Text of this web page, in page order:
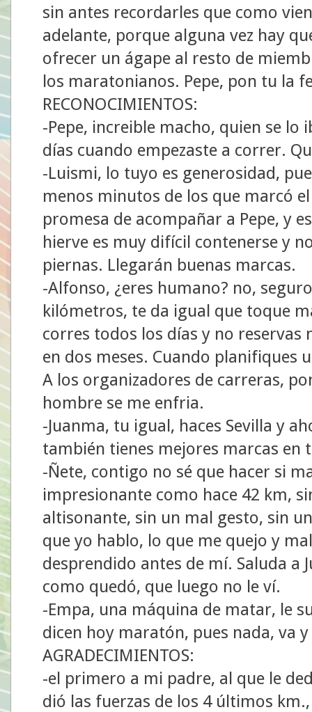
sin antes recordarles que como
adelante, porque alguna vez hay
ofrecer un ágape al resto de
los maratonianos. Pepe, pon tu la
RECONOCIMIENTOS:
-Pepe, increible macho, quien se lo
días cuando empezaste a correr.
-Luismi, lo tuyo es generosidad,
menos minutos de los que marcó
promesa de acompañar a Pepe, y
hierve es muy difícil contenerse y
piernas. Llegarán buenas marcas.
-Alfonso, ¿eres humano? no,
kilómetros, te da igual que toque
corres todos los días y no reservas
en dos meses. Cuando planifiques
A los organizadores de carreras,
hombre se me enfria.
-Juanma, tu igual, haces Sevilla y
también tienes mejores marcas en
-Ñete, contigo no sé que hacer si
impresionante como hace 42 km,
altisonante, sin un mal gesto, sin
que yo hablo, lo que me quejo y
desprendido antes de mí. Saluda a
como quedó, que luego no le ví.
-Empa, una máquina de matar, le
dicen hoy maratón, pues nada, va
AGRADECIMIENTOS:
-el primero a mi padre, al que le
dió las fuerzas de los 4 últimos